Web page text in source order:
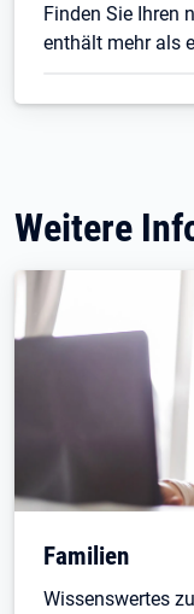
Finden Sie Ihren
enthält mehr als
Weitere
Familien
Wissenswertes